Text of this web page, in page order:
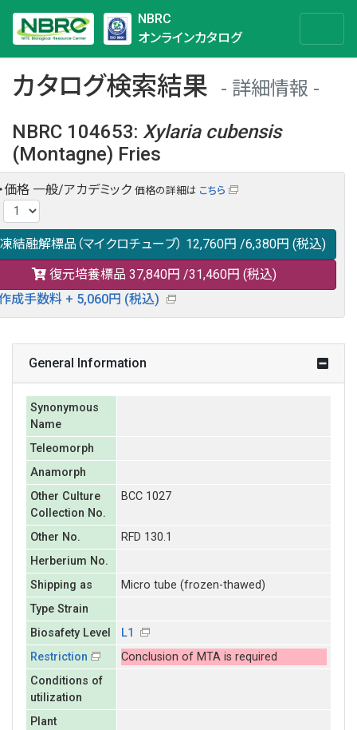
NBRC
オンラインカタログ
カタログ検索結果
詳細情報
NBRC 104653: Xylaria cubensis
(Montagne) Fries
NBRC 104653の情報や関連データは以下のバナー(DBRP)か
らご覧ください。
日本語での検索も可能です。
価格 一般/アカデミック 価格の詳細は こちら
凍結融解標品（マイクロチューブ） 12,760円 /6,380円 (税込)
復元培養標品 37,840円 /31,460円 (税込)
成手数料 + 5,060円 (税込)
General Information
Synonymous
Name
Teleomorph
Anamorph
Other Culture
Collection No.
BCC 1027
Other No.
RFD 130.1
Herberium No.
Shipping as
Micro tube (frozen-thawed)
Type Strain
Biosafety Level
L1
Restriction
Conclusion of MTA is required
Conditions of
utilization
Plant